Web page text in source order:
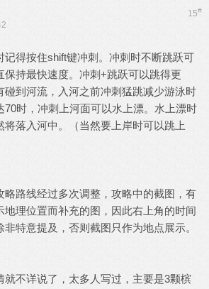
15#
记得按住shift键冲刺。冲刺时不断跳跃可
保持最快速度。冲刺+跳跃可以跳得更
碰到河流，入河之前冲刺猛跳减少游泳时
70时，冲刺上河面可以水上漂。水上漂时
将落入河中。（当然要上岸时可以跳上
略路线经过多次调整，攻略中的截图，有
地理位置而补充的图，因此右上角的时间
特意提及，否则截图只作为地点展示。
就不详说了，太多人写过，主要是3颗槟